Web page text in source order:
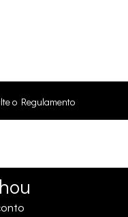
o Regulamento
no Pix e Boleto